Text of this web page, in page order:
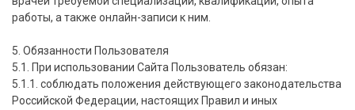
работы, а также онлайн-записи к ним.
5. Обязанности Пользователя
5.1. При использовании Сайта Пользователь обязан:
5.1.1. соблюдать положения действующего законодательства
Российской Федерации, настоящих Правил и иных